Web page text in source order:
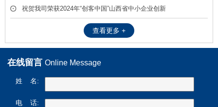
位” 荣誉称号
祝贺我司荣获2024年“创客中国”山西省中小企业创新
查看更多 +
在线留言 Online Message
姓 名:
电 话: